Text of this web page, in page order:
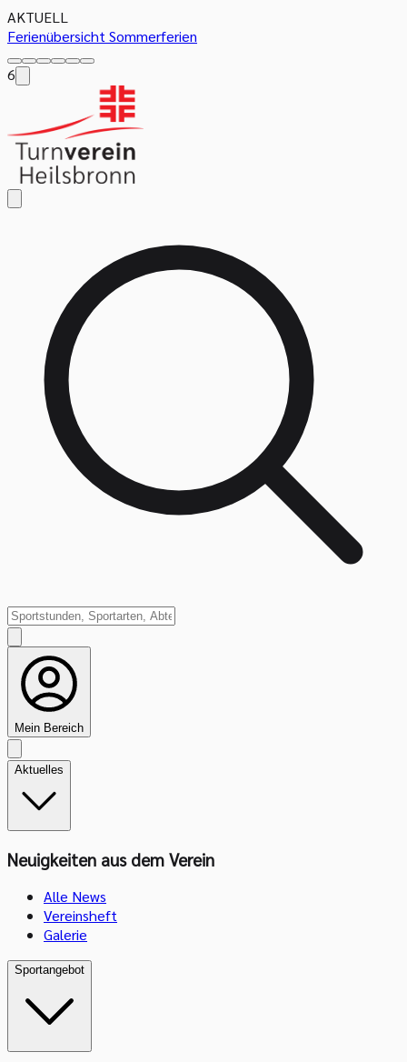
AKTUELL
Ferienübersicht Sommerferien
6
Mein Bereich
Aktuelles
Neuigkeiten aus dem Verein
Alle News
Vereinsheft
Galerie
Sportangebot